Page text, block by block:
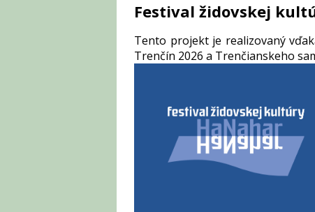
Festival židovskej
Tento projekt je realizovaný
Trenčín 2026 a Trenčianskeho